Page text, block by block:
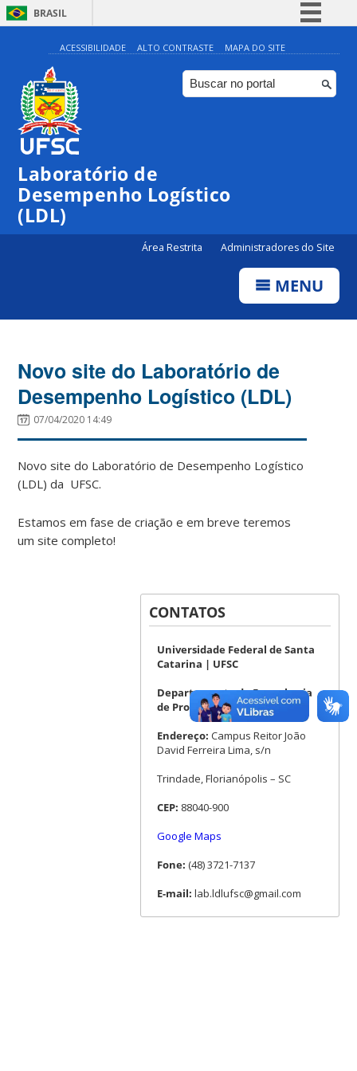
BRASIL
Simplifique!
Comunica BR
Participe
ACESSIBILIDADE ALTO CONTRASTE MAPA DO SITE
Laboratório de
Desempenho Logístico
(LDL)
Área Restrita Administradores do Site
MENU
Novo site do Laboratório de
Desempenho Logístico (LDL)
07/04/2020 14:49
Novo site do Laboratório de Desempenho Logístico
(LDL) da UFSC.
Estamos em fase de criação e em breve teremos
um site completo!
CONTATOS
Universidade Federal de Santa
Catarina | UFSC
Departamento de Engenharia
de Produção e Sistemas | EPS
Endereço: Campus Reitor João
David Ferreira Lima, s/n
Trindade, Florianópolis – SC
CEP: 88040-900
Google Maps
Fone: (48) 3721-7137
E-mail: lab.ldlufsc@gmail.com